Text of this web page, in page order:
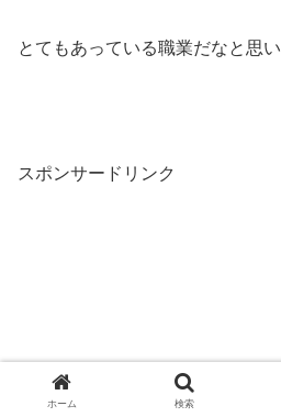
とてもあっている職業だなと思い
スポンサードリンク
ホーム 検索